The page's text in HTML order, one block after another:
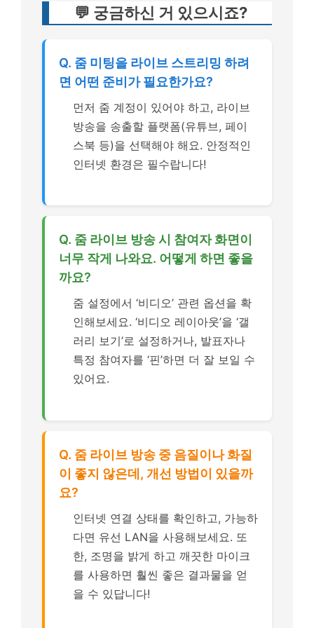
💬 궁금하신 거 있으시죠?
Q. 줌 미팅을 라이브 스트리밍 하려
면 어떤 준비가 필요한가요?
먼저 줌 계정이 있어야 하고, 라이브
방송을 송출할 플랫폼(유튜브, 페이
스북 등)을 선택해야 해요. 안정적인
인터넷 환경은 필수랍니다!
Q. 줌 라이브 방송 시 참여자 화면이
너무 작게 나와요. 어떻게 하면 좋을
까요?
줌 설정에서 ‘비디오’ 관련 옵션을 확
인해보세요. ‘비디오 레이아웃’을 ‘갤
러리 보기’로 설정하거나, 발표자나
특정 참여자를 ‘핀’하면 더 잘 보일 수
있어요.
Q. 줌 라이브 방송 중 음질이나 화질
이 좋지 않은데, 개선 방법이 있을까
요?
인터넷 연결 상태를 확인하고, 가능하
다면 유선 LAN을 사용해보세요. 또
한, 조명을 밝게 하고 깨끗한 마이크
를 사용하면 훨씬 좋은 결과물을 얻
을 수 있답니다!